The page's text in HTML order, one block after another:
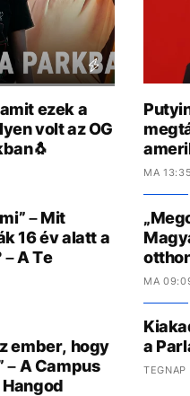
ezek a
volt az OG
– Mit
16 év alatt a
A Te
ember, hogy
– A Campus
MA
MA
a